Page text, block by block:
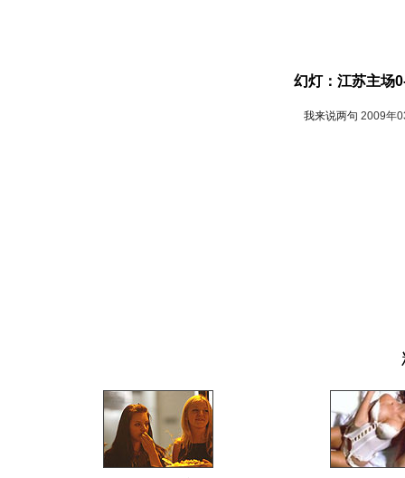
幻灯：江苏主场
我来说两句 2009年